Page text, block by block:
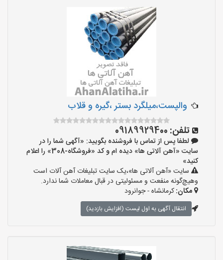
والپست،میلگرد بستر ،گیره و قلاب
تلفن: 09189929400
لطفا پس از تماس با فروشنده بگویید: «آگهی شما را در
سایت «آهن آلاتی ها» دیده ام و کد «فروشگاه-308» را اعلام
کنید»
سایت «آهن آلاتی ها»،یک سایت تبلیغات آهن آلات است
وهیچ‌گونه منفعت و مسئولیتی در قبال معاملات شما ندارد.
مکان:کرمانشاه - جوانرود
انتقال آگهی به اول لیست (افزایش بازدید)